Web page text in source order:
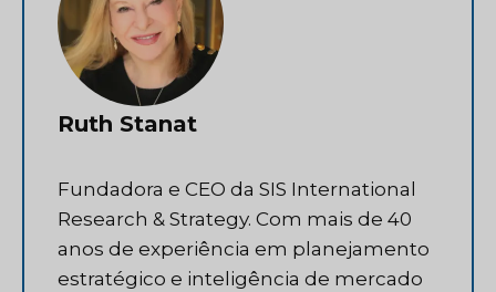
Ruth Stanat
Fundadora e CEO da SIS International
Research & Strategy. Com mais de 40
anos de experiência em planejamento
estratégico e inteligência de mercado